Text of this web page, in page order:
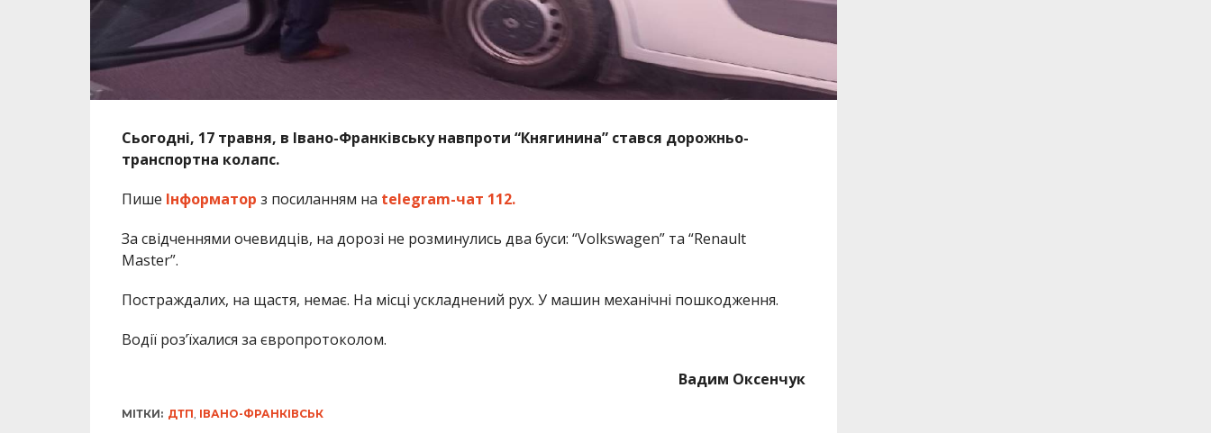
Сьогодні, 17 травня, в Івано-Франківську навпроти “Княгинина” стався дорожньо-
транспортна колапс.
Пише Інформатор з посиланням на telegram-чат 112.
За свідченнями очевидців, на дорозі не розминулись два буси: “Volkswagen” та “Renault
Master”.
Постраждалих, на щастя, немає. На місці ускладнений рух. У машин механічні пошкодження.
Водії роз’їхалися за європротоколом.
Вадим Оксенчук
МІТКИ: ДТП ІВАНО-ФРАНКІВСЬК